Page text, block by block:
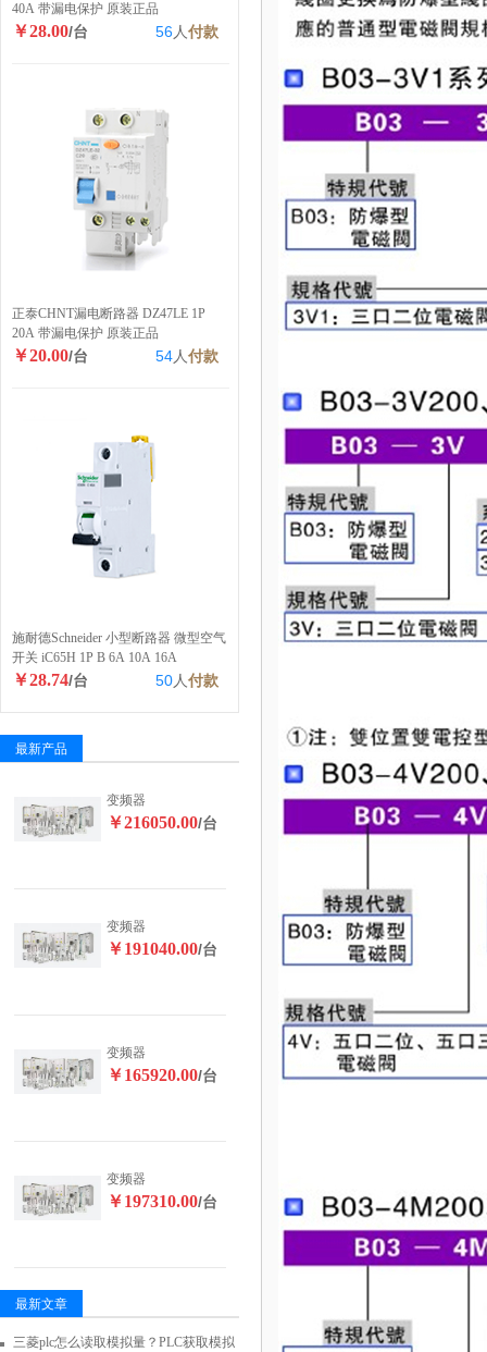
40A 带漏电保护 原装正品
￥28.00/台 56人付款
正泰CHNT漏电断路器 DZ47LE 1P
20A 带漏电保护 原装正品
￥20.00/台 54人付款
施耐德Schneider 小型断路器 微型空气
开关 iC65H 1P B 6A 10A 16A
￥28.74/台 50人付款
最新产品
变频器
￥216050.00/台
变频器
￥191040.00/台
变频器
￥165920.00/台
变频器
￥197310.00/台
最新文章
三菱plc怎么读取模拟量？PLC获取模拟